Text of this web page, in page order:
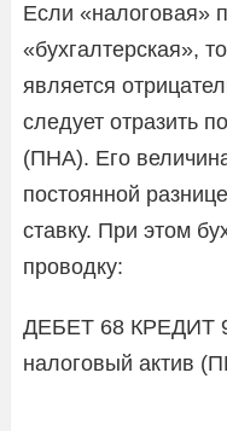
Если
«бухгалтерская»,
является
следует отразить
(ПНА). Его
постоянной
ставку. При этом
проводку:
ДЕБЕТ 68 КРЕДИТ
налоговый актив